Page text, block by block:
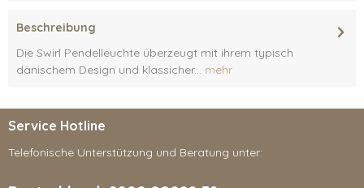
Beschreibung
Die Swirl Pendelleuchte überzeugt mit ihrem typisch
dänischem Design und klassicher... mehr
Service Hotline
Telefonische Unterstützung und Beratung unter: